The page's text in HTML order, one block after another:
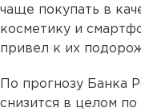
чаще покупать в
косметику и
привел к их
По прогнозу Банка
снизится в целом по